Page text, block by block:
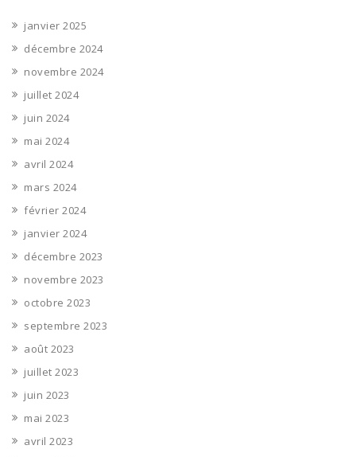
janvier 2025
décembre 2024
novembre 2024
juillet 2024
juin 2024
mai 2024
avril 2024
mars 2024
février 2024
janvier 2024
décembre 2023
novembre 2023
octobre 2023
septembre 2023
août 2023
juillet 2023
juin 2023
mai 2023
avril 2023